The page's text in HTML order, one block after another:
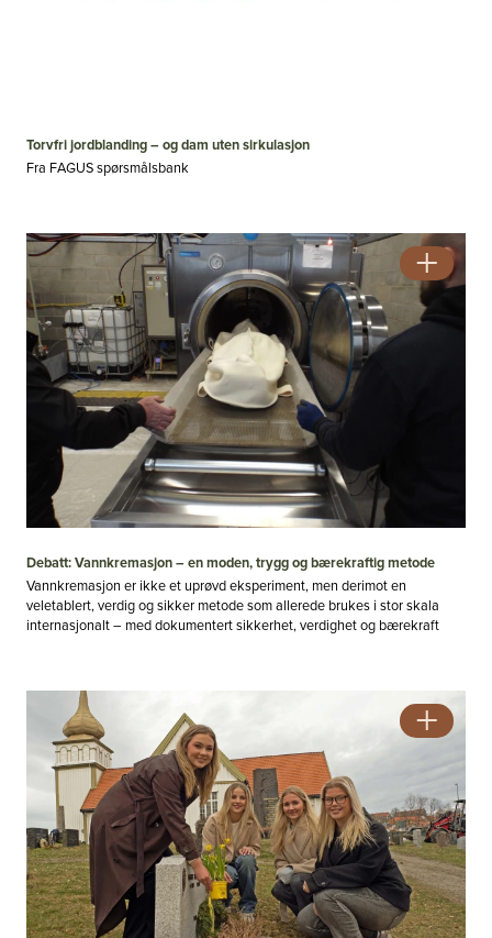
Torvfri jordblanding – og dam uten sirkulasjon
Fra FAGUS spørsmålsbank
Debatt: Vannkremasjon – en moden, trygg og bærekraftig metode
Vannkremasjon er ikke et uprøvd eksperiment, men derimot en
veletablert, verdig og sikker metode som allerede brukes i stor skala
internasjonalt – med dokumentert sikkerhet, verdighet og bærekraft